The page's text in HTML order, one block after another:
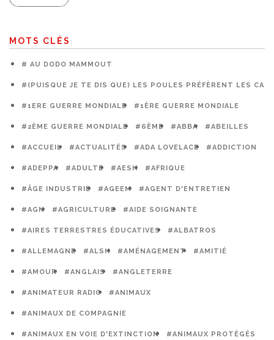
MOTS CLÉS
# AU DODO MAMMOUT
#(PUISQUE JE TE DIS QUE) LES POULES PRÉFÈRENT LES
#1ERE GUERRE MONDIALE #1ÈRE GUERRE MONDIALE
#2ÈME GUERRE MONDIALE #6ÈME #ABBA #ABEILLES
#ACCUEIL #ACTUALITÉS #ADA LOVELACE #ADDICTION
#ADEPPA #ADULTE #AESH #AFRIQUE
#ÂGE INDUSTRIE #AGEEM #AGENT D'ENTRETIEN
#AGN #AGRICULTURE #AIDE SOIGNANTE
#AIRES TERRESTRES ÉDUCATIVES #ALBATROS
#ALLEMAGNE #ALSH #AMÉNAGEMENT #AMITIÉ
#AMOUR #ANGLAIS #ANGLETERRE
#ANIMATEUR RADIO #ANIMAUX
#ANIMAUX DE COMPAGNIE
#ANIMAUX EN VOIE D'EXTINCTION #ANIMAUX PROTÉGÉS